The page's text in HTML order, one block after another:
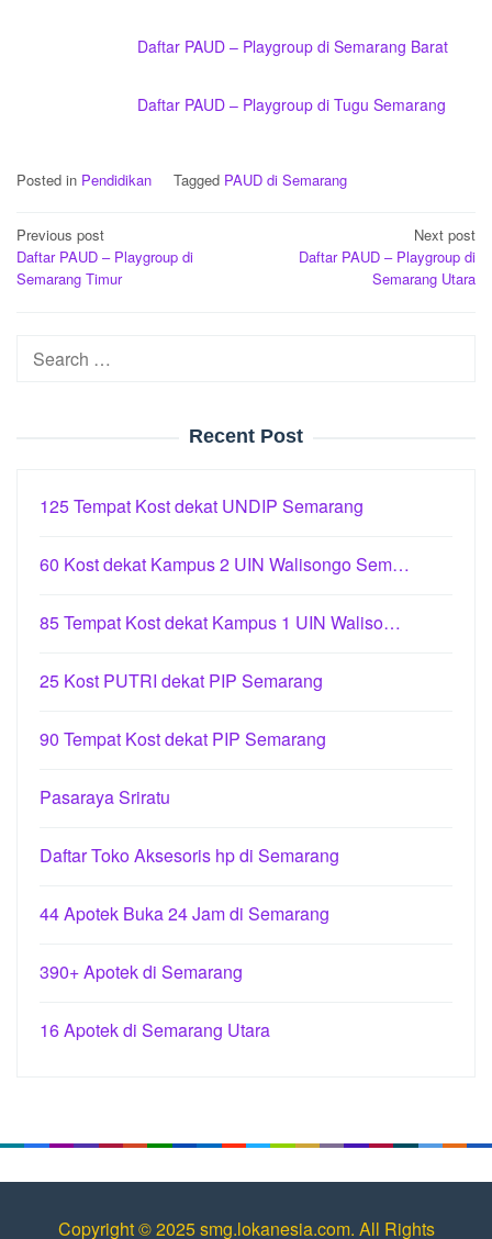
Daftar PAUD – Playgroup di Semarang Barat
Daftar PAUD – Playgroup di Tugu Semarang
Posted in Pendidikan Tagged PAUD di Semarang
Post
navigation
Previous post
Daftar PAUD – Playgroup di
Semarang Timur
Next post
Daftar PAUD – Playgroup di
Semarang Utara
Search
Recent Post
125 Tempat Kost dekat UNDIP Semarang
60 Kost dekat Kampus 2 UIN Walisongo Sem…
85 Tempat Kost dekat Kampus 1 UIN Waliso…
25 Kost PUTRI dekat PIP Semarang
90 Tempat Kost dekat PIP Semarang
Pasaraya Sriratu
Daftar Toko Aksesoris hp di Semarang
44 Apotek Buka 24 Jam di Semarang
390+ Apotek di Semarang
16 Apotek di Semarang Utara
Copyright © 2025 smg.lokanesia.com. All Rights